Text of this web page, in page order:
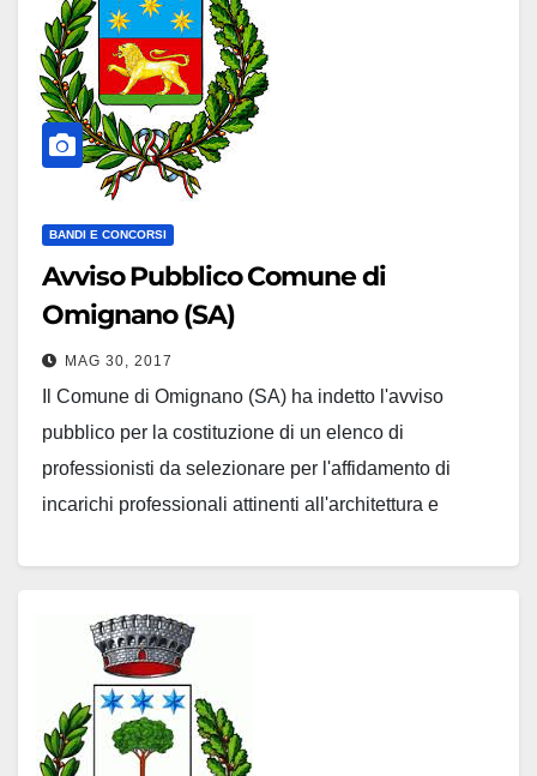
BANDI E CONCORSI
Avviso Pubblico Comune di
Omignano (SA)
MAG 30, 2017
Il Comune di Omignano (SA) ha indetto l'avviso
pubblico per la costituzione di un elenco di
professionisti da selezionare per l'affidamento di
incarichi professionali attinenti all'architettura e